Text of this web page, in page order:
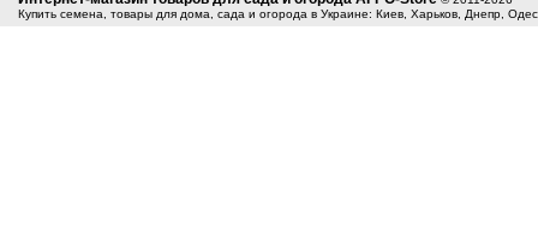
Купить семена, товары для дома, сада и огорода в Украине: Киев, Харьков, Днепр,